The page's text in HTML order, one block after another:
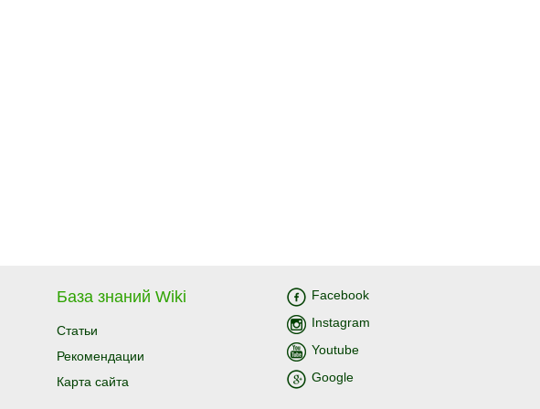
База знаний Wiki
Статьи
Рекомендации
Карта сайта
Facebook
Instagram
Youtube
Google